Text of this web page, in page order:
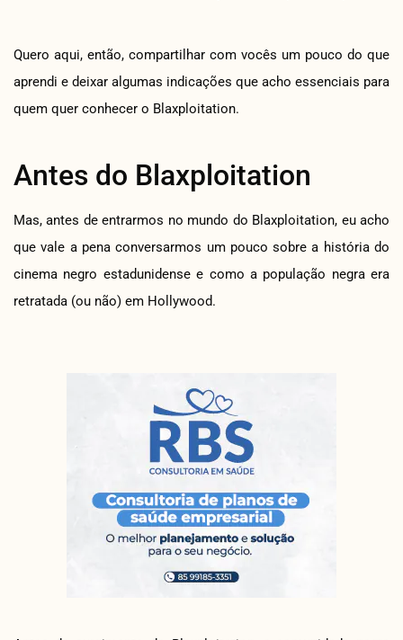
Quero aqui, então, compartilhar com vocês um pouco do que
aprendi e deixar algumas indicações que acho essenciais para
quem quer conhecer o Blaxploitation.
Antes do Blaxploitation
Mas, antes de entrarmos no mundo do Blaxploitation, eu acho
que vale a pena conversarmos um pouco sobre a história do
cinema negro estadunidense e como a população negra era
retratada (ou não) em Hollywood.